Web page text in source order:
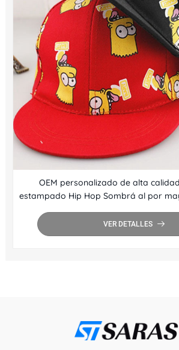
OEM personalizado de alta
estampado Hip Hop Sombrá al por
VER DETALLES